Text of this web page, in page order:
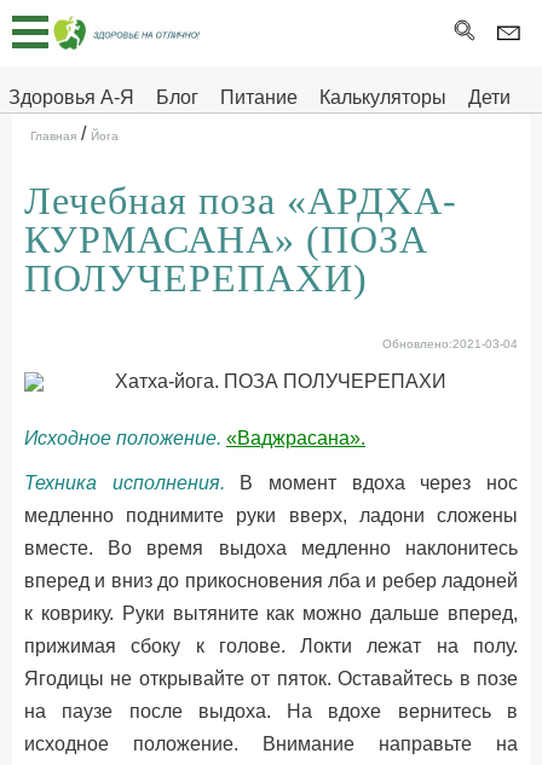
Здоровья А-Я Блог Питание Калькуляторы
Дети
Главная
Тесты
Про
ДЕТЯМ
Главная / Йога
Лечебная поза «АРДХА-
КУРМАСАНА» (ПОЗА
ПОЛУЧЕРЕПАХИ)
Обновлено:2021-03-04
Исходное положение. «Ваджрасана».
Техника исполнения. В момент вдоха через нос
медленно поднимите руки вверх, ладони сложены
вместе. Во время выдоха медленно наклонитесь
вперед и вниз до прикосновения лба и ребер ладоней
к коврику. Руки вытяните как можно дальше вперед,
прижимая сбоку к голове. Локти лежат на полу.
Ягодицы не открывайте от пяток. Оставайтесь в позе
на паузе после выдоха. На вдохе вернитесь в
исходное положение. Внимание направьте на